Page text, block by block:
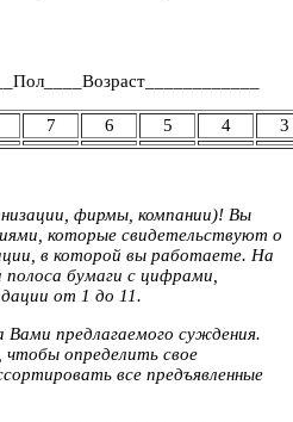
7 6 5 4 3
фирмы, компании)! Вы
которые свидетельствуют о
в которой вы работаете. На
бумаги с цифрами,
от 1 до 11.
предлагаемого суждения.
определить свое
все предъявленные